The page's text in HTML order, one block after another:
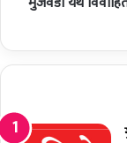
म
र
वा
प्रा
त
क